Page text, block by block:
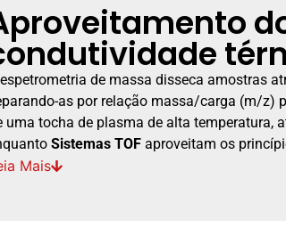
de massa disseca amostras
as por relação massa/carga (m/z)
uma tocha de plasma de alta temperatura,
Sistemas TOF aproveitam os
Mais